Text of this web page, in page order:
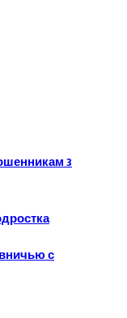
3
с